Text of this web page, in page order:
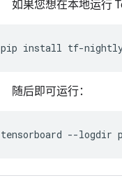
如果您想在本地运行
pip install
随后即可运行：
tensorboard --logdir